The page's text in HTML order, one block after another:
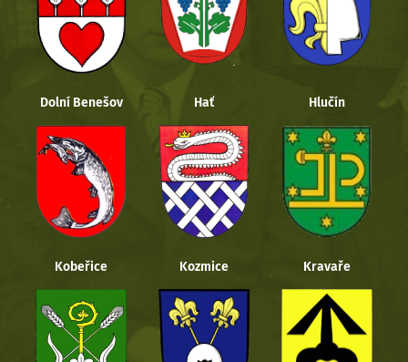
Dolní Benešov Hať Hlučín
Kobeřice Kozmice Kravaře